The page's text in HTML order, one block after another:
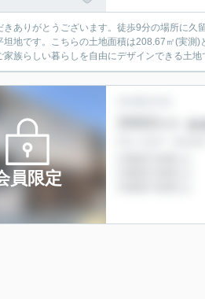
きありがとうございます。徒歩9分の場所に
坦地です。こちらの土地面積は208.67㎡(実測
家族らしい暮らしを自由にデザインできる土
員限定